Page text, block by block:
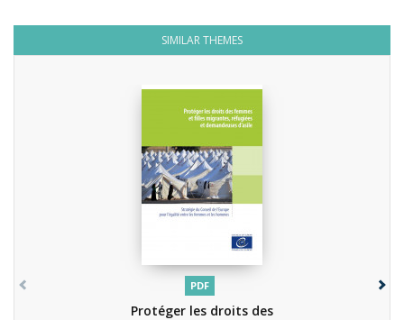
SIMILAR THEMES
PDF
Protéger les droits des